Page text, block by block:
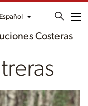
Español
Costeras